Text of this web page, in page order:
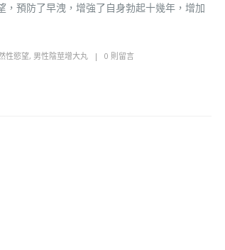
預防了早洩，增強了自身勃起十幾年，增加
性慾望, 男性陰莖增大丸 0 則留言